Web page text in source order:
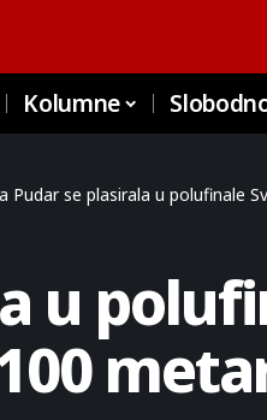
Kolumne
Pudar se plasirala u polufinale
u